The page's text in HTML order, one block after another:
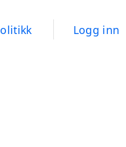
Logg inn